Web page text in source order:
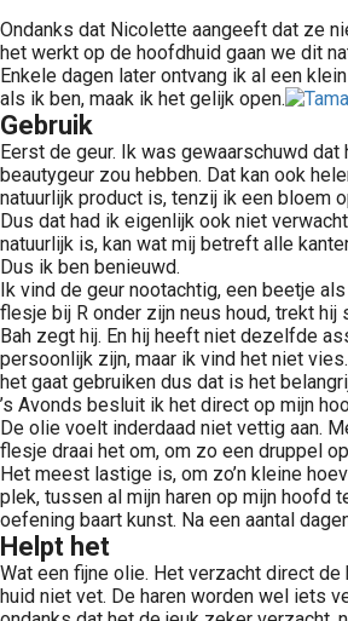
Ondanks dat Nicolette aangeeft dat ze
het werkt op de hoofdhuid gaan we dit
Enkele dagen later ontvang ik al een
als ik ben, maak ik het gelijk open.
Gebruik
Eerst de geur. Ik was gewaarschuwd
beautygeur zou hebben. Dat kan ook
natuurlijk product is, tenzij ik een bloem
Dus dat had ik eigenlijk ook niet
natuurlijk is, kan wat mij betreft alle
Dus ik ben benieuwd.
Ik vind de geur nootachtig, een beetje
flesje bij R onder zijn neus houd, trekt hij
Bah zegt hij. En hij heeft niet dezelfde
persoonlijk zijn, maar ik vind het niet
het gaat gebruiken dus dat is het
’s Avonds besluit ik het direct op mijn
De olie voelt inderdaad niet vettig aan.
flesje draai het om, om zo een druppel
Het meest lastige is, om zo’n kleine
plek, tussen al mijn haren op mijn hoofd
oefening baart kunst. Na een aantal
Helpt het
Wat een fijne olie. Het verzacht direct de
huid niet vet. De haren worden wel iets